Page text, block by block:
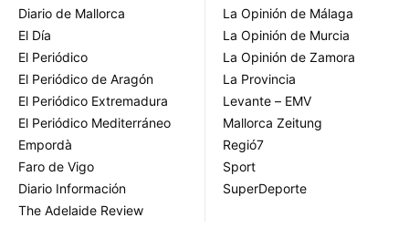
Diario de Mallorca
El Día
El Periódico
El Periódico de Aragón
El Periódico Extremadura
El Periódico Mediterráneo
Empordà
Faro de Vigo
Diario Información
The Adelaide Review
La Opinión de Málaga
La Opinión de Murcia
La Opinión de Zamora
La Provincia
Levante – EMV
Mallorca Zeitung
Regió7
Sport
SuperDeporte